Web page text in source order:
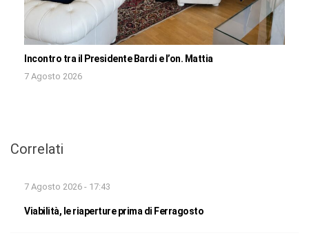
Incontro tra il Presidente Bardi e l’on. Mattia
7 Agosto 2026
Correlati
7 Agosto 2026 - 17:43
Viabilità, le riaperture prima di Ferragosto